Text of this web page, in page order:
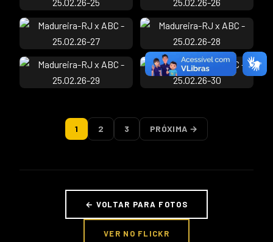
1 2 3 PRÓXIMA →
← VOLTAR PARA FOTOS
VER NO FLICKR